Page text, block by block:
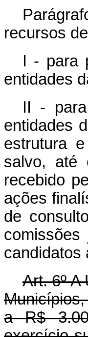
recursos
I - para
entidades
II -
entidades
estrutura
salvo, até
recebido
ações
de
candidatos
Art. 6º
a R$